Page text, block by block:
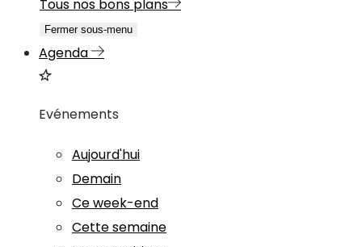
Tous nos bons plans
Fermer sous-menu
Agenda
Evénements
Aujourd'hui
Demain
Ce week-end
Cette semaine